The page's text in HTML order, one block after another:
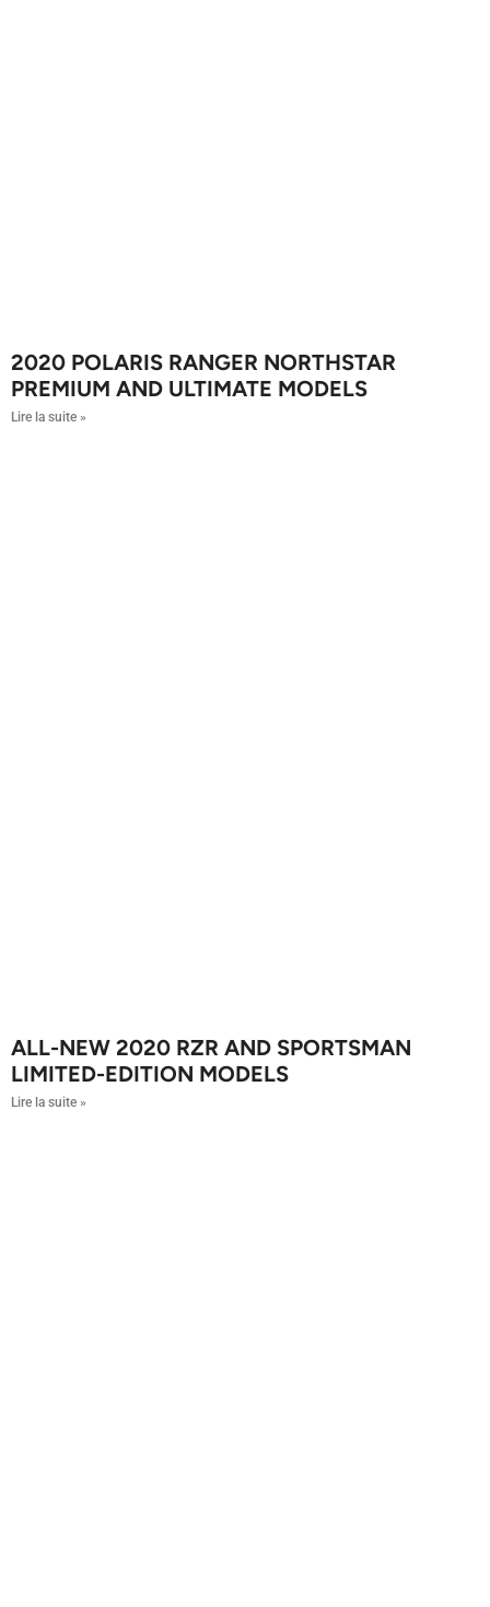
2020 POLARIS RANGER NORTHSTAR
PREMIUM AND ULTIMATE MODELS
Lire la suite »
ALL-NEW 2020 RZR AND SPORTSMAN
LIMITED-EDITION MODELS
Lire la suite »